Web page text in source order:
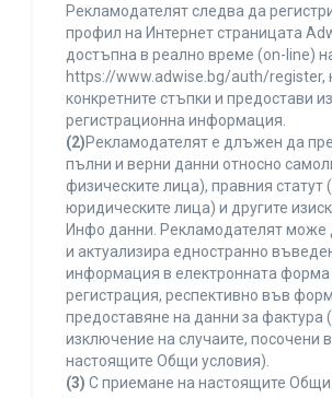
Рекламодателят следва да
профил на Интернет страницата
достъпна в реално време (on-line)
https://www.adwise.bg/auth/register,
конкретните стъпки и предостави
регистрационна информация.
(2)Рекламодателят е длъжен да
пълни и верни данни относно
физическите лица), правния статут
юридическите лица) и другите
Инфо данни. Рекламодателят може
и актуализира едностранно
информация в електронната форма
регистрация, респективно във
предоставяне на данни за фактура
изключение на случаите, посочени
настоящите Общи условия).
(3) С приемане на настоящите Общи